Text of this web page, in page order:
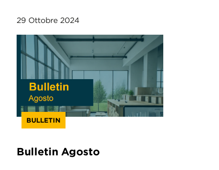
29 Ottobre 2024
BULLETIN
Bulletin Agosto